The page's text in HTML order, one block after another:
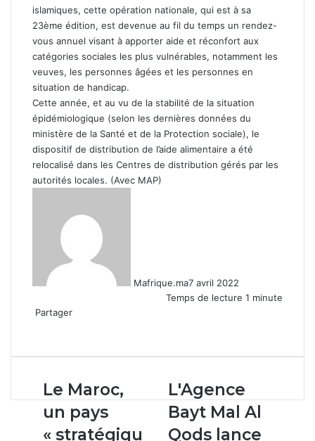
islamiques, cette opération nationale, qui est à sa
23ème édition, est devenue au fil du temps un rendez-
vous annuel visant à apporter aide et réconfort aux
catégories sociales les plus vulnérables, notamment les
veuves, les personnes âgées et les personnes en
situation de handicap.
Cette année, et au vu de la stabilité de la situation
épidémiologique (selon les dernières données du
ministère de la Santé et de la Protection sociale), le
dispositif de distribution de l’aide alimentaire a été
relocalisé dans les Centres de distribution gérés par les
autorités locales. (Avec MAP)
Mafrique.ma7 avril 2022
Temps de lecture 1 minute
Partager
email
Le
Maroc,
un
pays
Le Maroc,
un pays
« stratégiqu
L'Agence
Bayt
Mal
Al
L'Agence
Bayt Mal Al
Qods lance